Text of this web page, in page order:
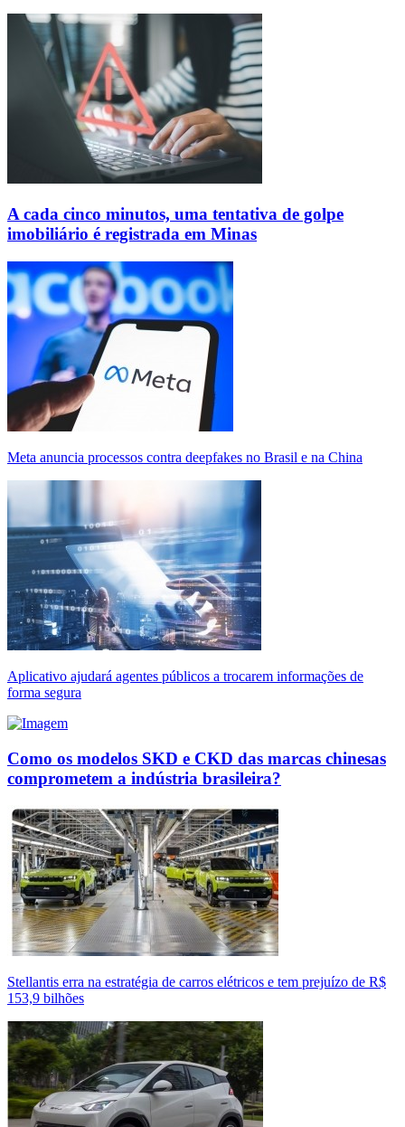
A cada cinco minutos, uma tentativa de golpe
imobiliário é registrada em Minas
Meta anuncia processos contra deepfakes no Brasil e na China
Aplicativo ajudará agentes públicos a trocarem informações de
forma segura
Como os modelos SKD e CKD das marcas chinesas
comprometem a indústria brasileira?
Stellantis erra na estratégia de carros elétricos e tem prejuízo de R$
153,9 bilhões